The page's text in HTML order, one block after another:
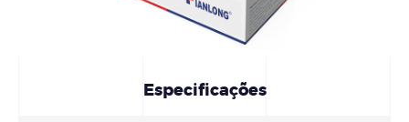
Especificações